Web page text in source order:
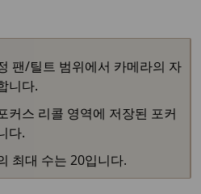
팬/틸트 범위에서 카메라의 자
니다.
커스 리콜 영역에 저장된 포커
다.
최대 수는 20입니다.